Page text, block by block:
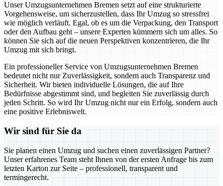
Unser Umzugsunternehmen Bremen setzt auf eine strukturierte
Vorgehensweise, um sicherzustellen, dass Ihr Umzug so stressfrei
wie möglich verläuft. Egal, ob es um die Verpackung, den Transport
oder den Aufbau geht – unsere Experten kümmern sich um alles. So
können Sie sich auf die neuen Perspektiven konzentrieren, die Ihr
Umzug mit sich bringt.
Ein professioneller Service von Umzugsunternehmen Bremen
bedeutet nicht nur Zuverlässigkeit, sondern auch Transparenz und
Sicherheit. Wir bieten individuelle Lösungen, die auf Ihre
Bedürfnisse abgestimmt sind, und begleiten Sie zuverlässig durch
jeden Schritt. So wird Ihr Umzug nicht nur ein Erfolg, sondern auch
eine positive Erlebniswelt.
Wir sind für Sie da
Sie planen einen Umzug und suchen einen zuverlässigen Partner?
Unser erfahrenes Team steht Ihnen von der ersten Anfrage bis zum
letzten Karton zur Seite – professionell, transparent und
termingerecht.